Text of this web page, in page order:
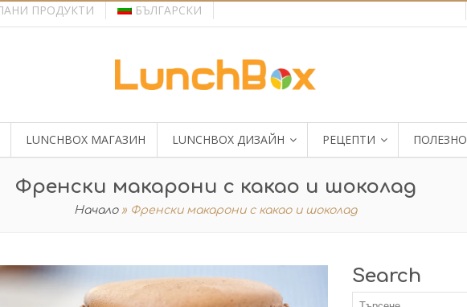
ПРОДУКТИ БЪЛГАРСКИ
LUNCHBOX МАГАЗИН LUNCHBOX ДИЗАЙН РЕЦЕПТИ ПОЛЕЗНО
Френски макарони с какао и шоколад
Начало » Френски макарони с какао и шоколад
Search